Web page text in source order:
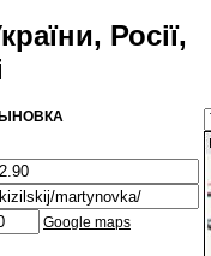
Росії,
Google maps